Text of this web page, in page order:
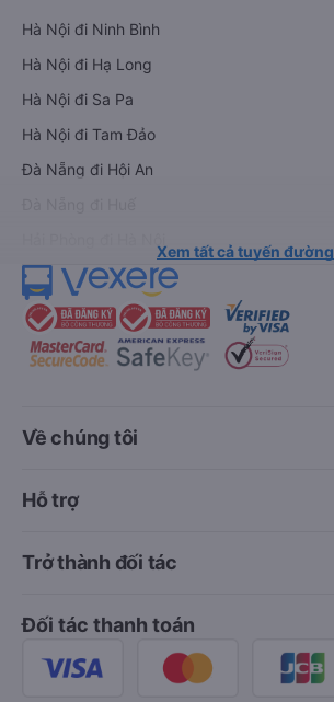
Hà Nội đi Ninh Bình
Hà Nội đi Hạ Long
Hà Nội đi Sa Pa
Hà Nội đi Tam Đảo
Đà Nẵng đi Hội An
Xem tất cả tuyến đường
Về chúng tôi
Hỗ trợ
Trở thành đối tác
Đối tác thanh toán